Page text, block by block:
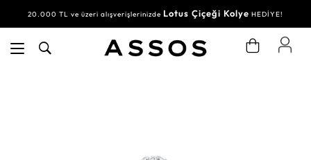
20.000 TL ve üzeri alışverişlerinizde Lotus Çiçeği Kolye HEDİYE!